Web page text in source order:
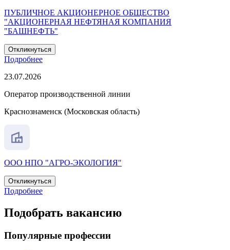
ПУБЛИЧНОЕ АКЦИОНЕРНОЕ ОБЩЕСТВО
"АКЦИОНЕРНАЯ НЕФТЯНАЯ КОМПАНИЯ
"БАШНЕФТЬ"
Откликнуться
Подробнее
23.07.2026
Оператор производственной линии
Краснознаменск (Московская область)
ООО НПО "АГРО-ЭКОЛОГИЯ"
Откликнуться
Подробнее
Подобрать вакансию
Популярные профессии